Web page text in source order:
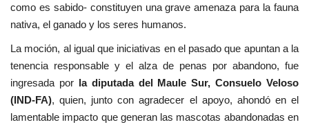
como es sabido- constituyen una grave amenaza para la fauna
nativa, el ganado y los seres humanos.
La moción, al igual que iniciativas en el pasado que apuntan a la
tenencia responsable y el alza de penas por abandono, fue
ingresada porla diputada del Maule Sur, Consuelo Veloso
(IND-FA), quien, junto con agradecer el apoyo, ahondó en el
lamentable impacto que generan las mascotas abandonadas en